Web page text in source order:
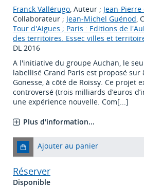
Franck Vallérugo, Auteur ; Jean-
Collaborateur ; Jean-Michel Guénod,
Tour d'Aigues ; Paris : Editions de
des territoires. Essec villes et
DL 2016
A l'initiative du groupe Auchan, le
labellisé Grand Paris est proposé sur
Gonesse, à côté de Roissy. Ce projet
controversé (trois milliards d’euros
une expérience nouvelle. Com[...]
Plus d'information...
Ajouter au panier
Réserver
Disponible